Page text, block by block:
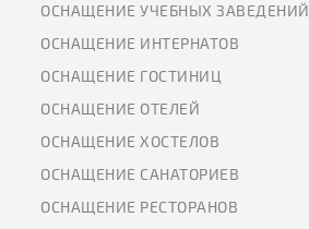
ОСНАЩЕНИЕ УЧЕБНЫХ ЗАВЕДЕНИЙ
ОСНАЩЕНИЕ ИНТЕРНАТОВ
ОСНАЩЕНИЕ ГОСТИНИЦ
ОСНАЩЕНИЕ ОТЕЛЕЙ
ОСНАЩЕНИЕ ХОСТЕЛОВ
ОСНАЩЕНИЕ САНАТОРИЕВ
ОСНАЩЕНИЕ РЕСТОРАНОВ